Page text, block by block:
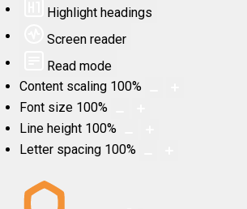
Highlight headings
Screen reader
Read mode
Content scaling 100%
Font size 100%
Line height 100%
Letter spacing 100%